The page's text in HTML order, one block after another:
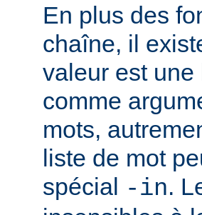
En plus des
chaîne, il
valeur est
comme
mots,
liste de mot
spécial -in.